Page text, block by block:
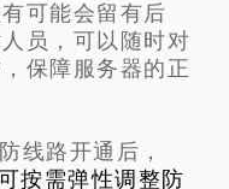
可能会留有后
员，可以随时对
保障服务器的正
线路开通后，
按需弹性调整防